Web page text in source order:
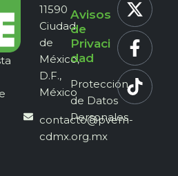
11590
Ciudad
de
México,
D.F.,
México
contacto@pvem-
cdmx.org.mx
Avisos
de
Privaci
dad
Protección
de Datos
Personales